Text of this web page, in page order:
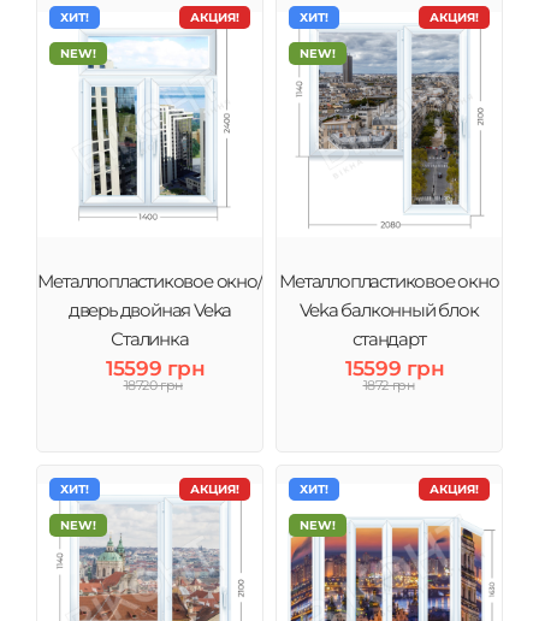
АКЦИЯ!
ХИТ!
NEW!
Металлопластиковое окно/
дверь двойная Veka
Сталинка
15599 грн
18720 грн
АКЦИЯ!
ХИТ!
NEW!
Металлопластиковое окно
Veka балконный блок
стандарт
15599 грн
1872 грн
АКЦИЯ!
ХИТ!
NEW!
АКЦИЯ!
ХИТ!
NEW!